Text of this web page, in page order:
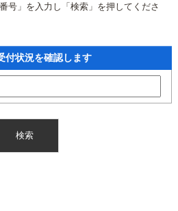
号」を入力し「検索」を押してくださ
付状況を確認します